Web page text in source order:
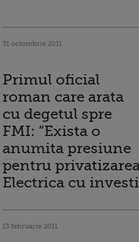
31 octombrie 2011
Primul oficial
roman care arata
cu degetul spre
FMI: “Exista o
anumita presiune
pentru
Electrica cu
13 februarie 2011